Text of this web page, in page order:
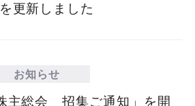
更新しました
お知らせ
主総会 招集ご通知」を開